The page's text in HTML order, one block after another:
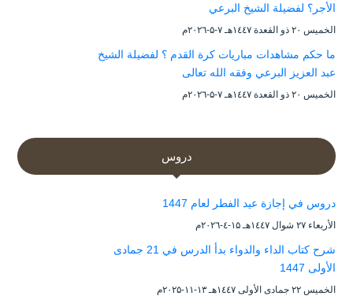
الأجر؟ لفضيلة الشيخ البرعي
الخميس ۲۰ ذو القعدة ۱٤٤۷هـ ۷-۵-۲۰۲٦م
ما حكم مشاهدات مباريات كرة القدم ؟ لفضيلة الشيخ
عبد العزيز البرعي وفقه الله تعالى
الخميس ۲۰ ذو القعدة ۱٤٤۷هـ ۷-۵-۲۰۲٦م
دروس
دروس في إجازة عيد الفطر لعام 1447
الأربعاء ۲۷ شوال ۱٤٤۷هـ ۱۵-٤-۲۰۲٦م
شرح كتاب الداء والدواء بدأ الدرس في 21 جمادى
الأولى 1447
الخميس ۲۲ جمادى الأولى ۱٤٤۷هـ ۱۳-۱۱-۲۰۲۵م